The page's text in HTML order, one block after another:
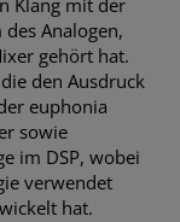
Klang mit der
Analogen,
gehört hat.
den Ausdruck
euphonia
sowie
im DSP, wobei
verwendet
hat.